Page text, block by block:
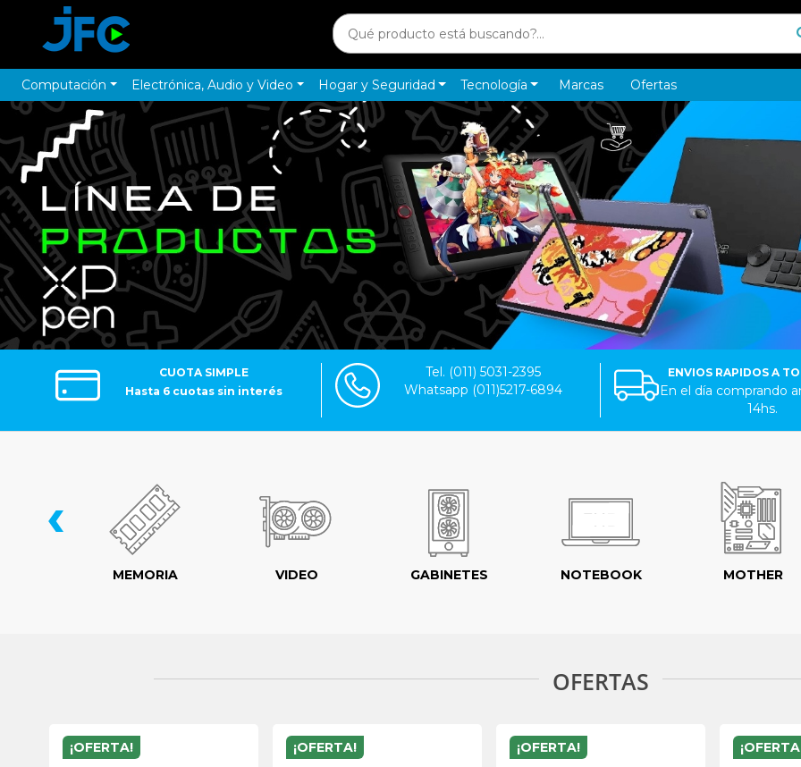
Computación Electrónica, Audio y Video Hogar y Seguridad Tecnología Marcas Ofertas
CUOTA SIMPLE
Hasta 6 cuotas sin interés
Tel. (011) 5031-2395
Whatsapp (011)5217-6894
ENVIOS RAPIDOS A
En el día comprando
14hs.
MEMORIA VIDEO GABINETES NOTEBOOK MOTHER
‹
OFERTAS
¡OFERTA! ¡OFERTA! ¡OFERTA!